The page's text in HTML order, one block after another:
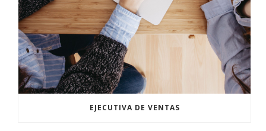
EJECUTIVA DE VENTAS